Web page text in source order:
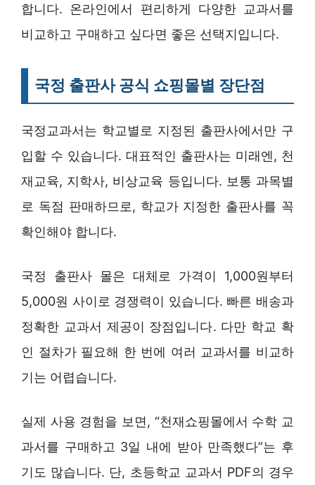
합니다. 온라인에서 편리하게 다양한 교과서를
비교하고 구매하고 싶다면 좋은 선택지입니다.
국정 출판사 공식 쇼핑몰별 장단점
국정교과서는 학교별로 지정된 출판사에서만 구
입할 수 있습니다. 대표적인 출판사는 미래엔, 천
재교육, 지학사, 비상교육 등입니다. 보통 과목별
로 독점 판매하므로, 학교가 지정한 출판사를 꼭
확인해야 합니다.
국정 출판사 몰은 대체로 가격이 1,000원부터
5,000원 사이로 경쟁력이 있습니다. 빠른 배송과
정확한 교과서 제공이 장점입니다. 다만 학교 확
인 절차가 필요해 한 번에 여러 교과서를 비교하
기는 어렵습니다.
실제 사용 경험을 보면, “천재쇼핑몰에서 수학 교
과서를 구매하고 3일 내에 받아 만족했다”는 후
기도 많습니다. 단, 초등학교 교과서 PDF의 경우